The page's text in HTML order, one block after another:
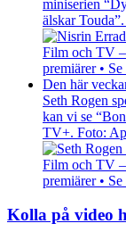
miniserien
älskar
Film och TV
premiärer •
Den här
Seth Rogen
kan vi se
TV+. Foto:
Film och TV
premiärer •
Kolla på video